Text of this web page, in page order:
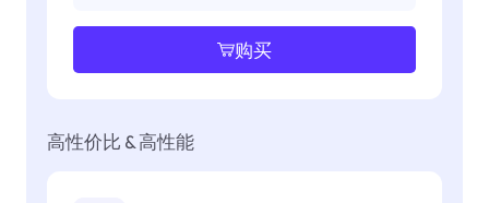
购买
高性价比 & 高性能